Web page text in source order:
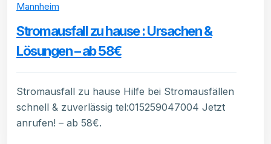
Mannheim
Stromausfall zu hause : Ursachen &
Lösungen – ab 58€
Stromausfall zu hause Hilfe bei Stromausfällen
schnell & zuverlässig tel:015259047004 Jetzt
anrufen! – ab 58€.